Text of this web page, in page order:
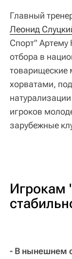
Главный
Леонид
Спорт" Артему
отбора в
товарищеские
хорватами,
игроков
зарубежные
Игрокам
- В нынешнем